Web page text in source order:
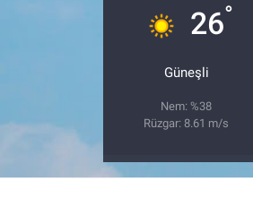
26°
Güneşli
Nem: %38
Rüzgar: 8.61 m/s